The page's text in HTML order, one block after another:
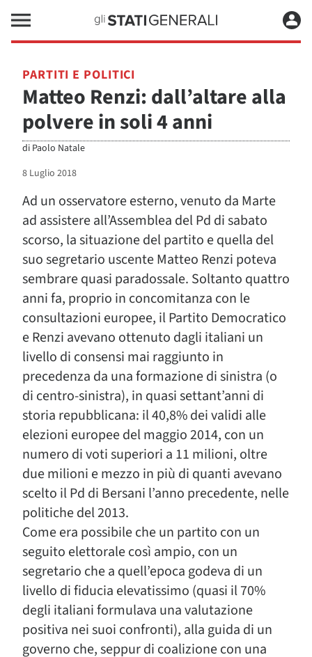
PARTITI E POLITICI
Matteo Renzi: dall’altare alla
polvere in soli 4 anni
di Paolo Natale
8 Luglio 2018
Ad un osservatore esterno, venuto da Marte
ad assistere all’Assemblea del Pd di sabato
scorso, la situazione del partito e quella del
suo segretario uscente Matteo Renzi poteva
sembrare quasi paradossale. Soltanto quattro
anni fa, proprio in concomitanza con le
consultazioni europee, il Partito Democratico
e Renzi avevano ottenuto dagli italiani un
livello di consensi mai raggiunto in
precedenza da una formazione di sinistra (o
di centro-sinistra), in quasi settant’anni di
storia repubblicana: il 40,8% dei validi alle
elezioni europee del maggio 2014, con un
numero di voti superiori a 11 milioni, oltre
due milioni e mezzo in più di quanti avevano
scelto il Pd di Bersani l’anno precedente, nelle
politiche del 2013.
Come era possibile che un partito con un
seguito elettorale così ampio, con un
segretario che a quell’epoca godeva di un
livello di fiducia elevatissimo (quasi il 70%
degli italiani formulava una valutazione
positiva nei suoi confronti), alla guida di un
governo che, seppur di coalizione con una